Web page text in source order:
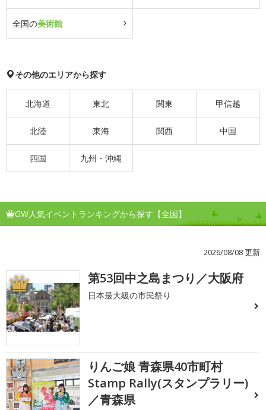
全国の美術館
その他のエリアから探す
北海道 東北 関東 甲信越
北陸 東海 関西 中国
四国 九州・沖縄
GW人気イベントランキングから探す【全国】
2026/08/08 更新
1 第53回中之島まつり／大阪府
日本最大級の市民祭り
2
りんご娘 青森県40市町村
Stamp Rally(スタンプラリー)
／青森県